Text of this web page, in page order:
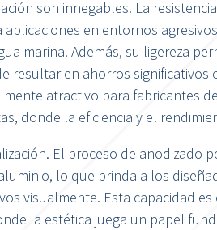
son innegables. La
en entornos
marina. Además, su ligereza
resultar en ahorros significativos
atractivo para fabricantes
donde la eficiencia y el
El proceso de anodizado
lo que brinda a los
visualmente. Esta capacidad
la estética juega un papel